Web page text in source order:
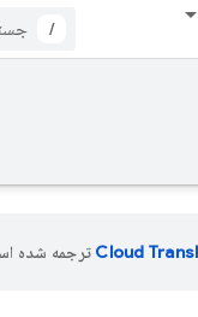
/
ترجمه شده